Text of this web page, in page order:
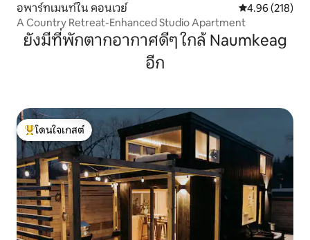
อพาร์ทเมนท์ใน คอนเวย์ คะแนนเฉลี่ย
4.96 (218)
A Country Retreat-Enhanced Studio Apartment
ยังมีที่พักตากอากาศดีๆ ใกล้ Naumkeag
อีก
โดนใจเกสต์ที่สุด
โดนใจเกสต์